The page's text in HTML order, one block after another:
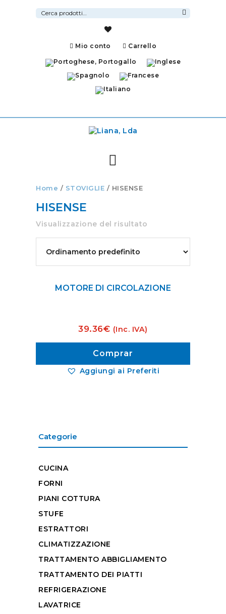
Cerca:
Mio conto Carrello
Home / STOVIGLIE / HISENSE
HISENSE
Visualizzazione del risultato
Aggiungi ai Preferiti
MOTORE DI CIRCOLAZIONE
39.36€ (Inc. IVA)
Comprar
Categorie
CUCINA
FORNI
PIANI COTTURA
STUFE
ESTRATTORI
CLIMATIZZAZIONE
TRATTAMENTO ABBIGLIAMENTO
TRATTAMENTO DEI PIATTI
REFRIGERAZIONE
LAVATRICE